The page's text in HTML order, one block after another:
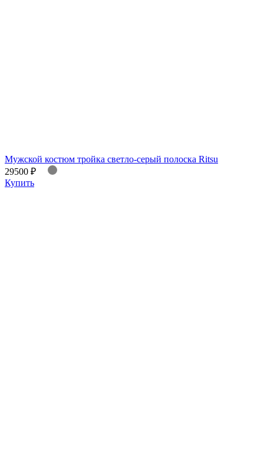
Мужской костюм тройка светло-серый полоска Ritsu
29500 ₽
Купить